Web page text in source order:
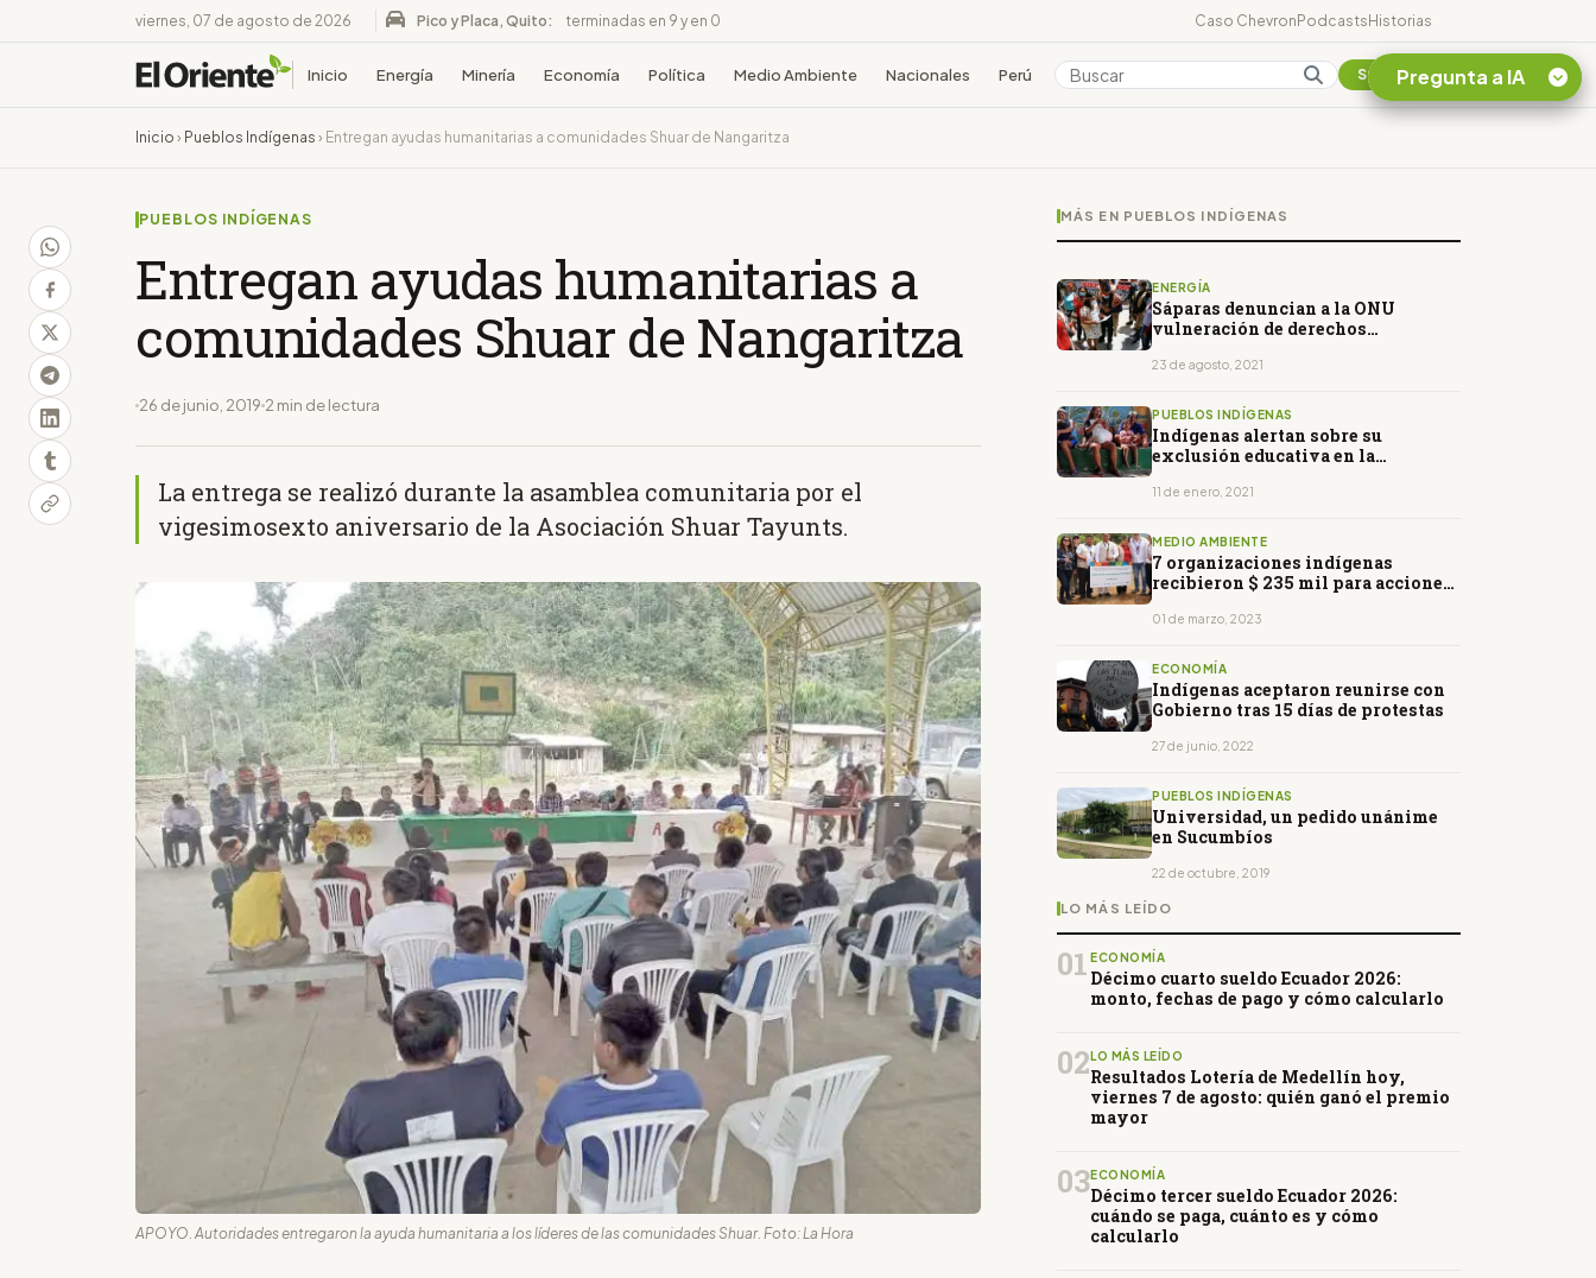
viernes, 07 de agosto de 2026 Pico y Placa, Quito: terminadas en 9 y en 0 Caso ChevronPodcastsHistorias
Inicio Energía Minería Economía Política Medio Ambiente Nacionales Perú Colombia Suscribirse
Inicio › Pueblos Indígenas › Entregan ayudas humanitarias a comunidades Shuar de Nangaritza
PUEBLOS INDÍGENAS
Entregan ayudas humanitarias a
comunidades Shuar de Nangaritza
26 de junio, 2019 2 min de lectura
La entrega se realizó durante la asamblea comunitaria por el
vigesimosexto aniversario de la Asociación Shuar Tayunts.
APOYO. Autoridades entregaron la ayuda humanitaria a los líderes de las comunidades Shuar. Foto: La Hora
MÁS EN PUEBLOS INDÍGENAS
ENERGÍA
Sáparas denuncian a la ONU
vulneración de derechos
23 de agosto, 2021
PUEBLOS INDÍGENAS
Indígenas alertan sobre su
exclusión educativa en la
11 de enero, 2021
MEDIO AMBIENTE
7 organizaciones indígenas
recibieron $ 235 mil para acciones
01 de marzo, 2023
ECONOMÍA
Indígenas aceptaron reunirse con
Gobierno tras 15 días de protestas
27 de junio, 2022
PUEBLOS INDÍGENAS
Universidad, un pedido unánime
en Sucumbíos
22 de octubre, 2019
LO MÁS LEÍDO
01 ECONOMÍA
Décimo cuarto sueldo Ecuador 2026:
monto, fechas de pago y cómo calcularlo
02 LO MÁS LEÍDO
Resultados Lotería de Medellín hoy,
viernes 7 de agosto: quién ganó el premio
mayor
03ECONOMÍA
Décimo tercer sueldo Ecuador 2026:
cuándo se paga, cuánto es y cómo
calcularlo
Pregunta a IA